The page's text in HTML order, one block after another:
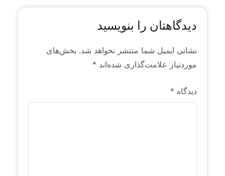
دیدگاهتان را بنویسید
نشانی ایمیل شما منتشر نخواهد شد. بخش‌های
موردنیاز علامت‌گذاری شده‌اند *
دیدگاه *